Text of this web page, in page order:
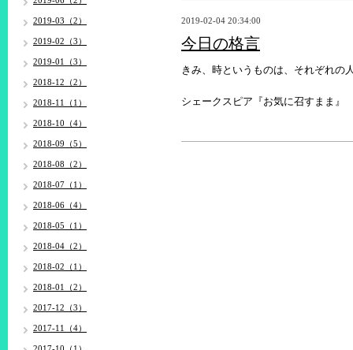
2019-02-04 20:34:00
今日の格言
きみ、時というものは、それぞれの
シェークスピア『お気に召すまま』
2019-03（2）
2019-02（3）
2019-01（3）
2018-12（2）
2018-11（1）
2018-10（4）
2018-09（5）
2018-08（2）
2018-07（1）
2018-06（4）
2018-05（1）
2018-04（2）
2018-02（1）
2018-01（2）
2017-12（3）
2017-11（4）